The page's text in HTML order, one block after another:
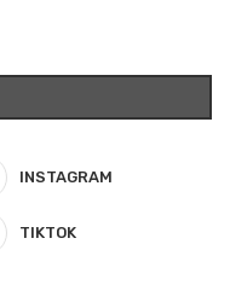
INSTAGRAM
TIKTOK